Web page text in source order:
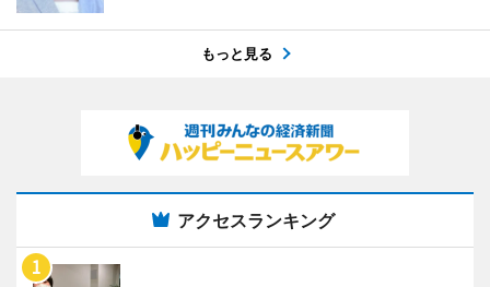
もっと見る
アクセスランキング